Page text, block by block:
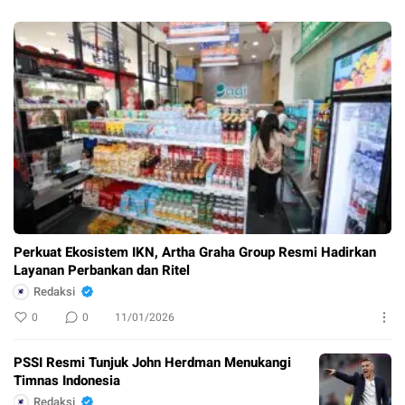
Perkuat Ekosistem IKN, Artha Graha Group Resmi Hadirkan
Layanan Perbankan dan Ritel
Redaksi
0 0 11/01/2026
PSSI Resmi Tunjuk John Herdman Menukangi
Timnas Indonesia